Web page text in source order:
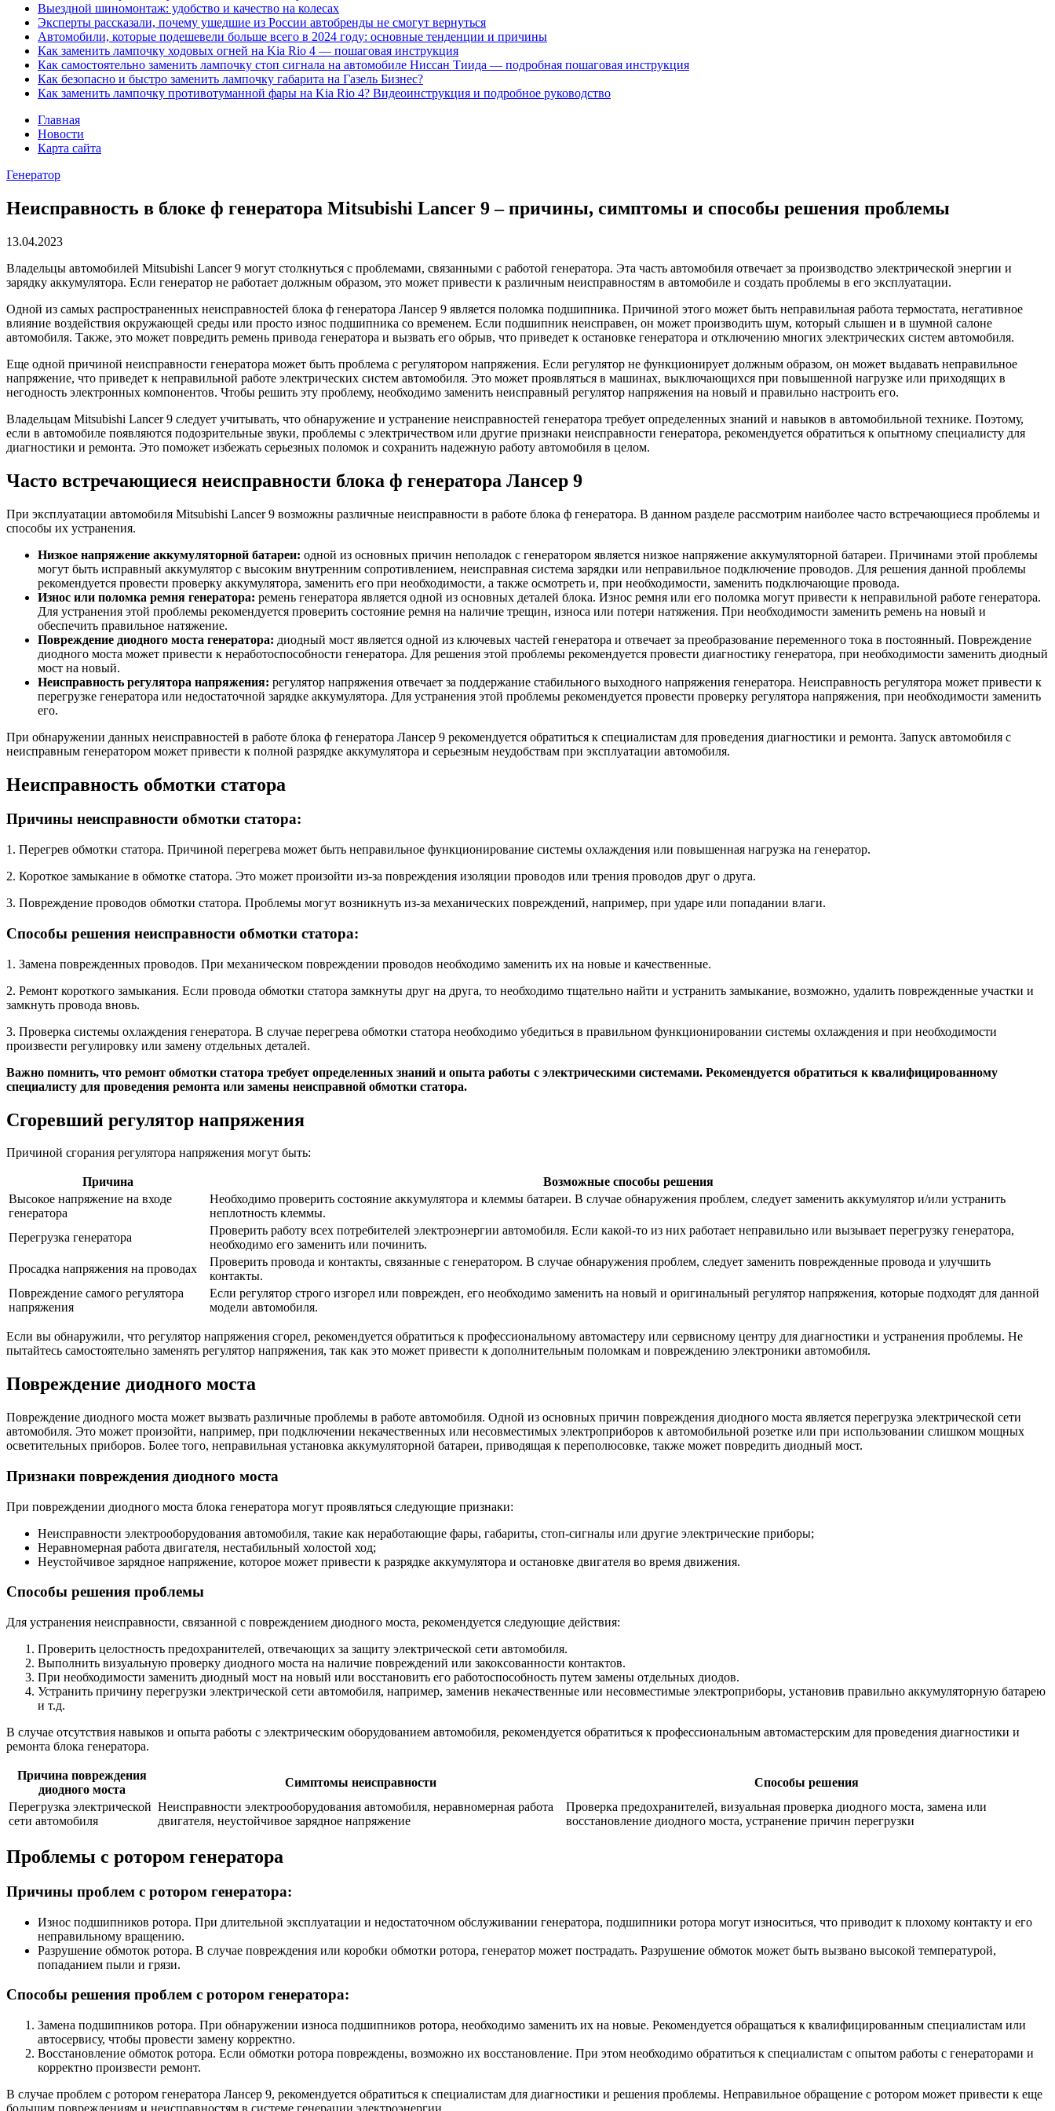
Выездной шиномонтаж: удобство и качество на колесах
Эксперты рассказали, почему ушедшие из России автобренды не смогут вернуться
Автомобили, которые подешевели больше всего в 2024 году: основные тенденции и причины
Как заменить лампочку ходовых огней на Kia Rio 4 — пошаговая инструкция
Как самостоятельно заменить лампочку стоп сигнала на автомобиле Ниссан Тиида — подробная пошаговая инструкция
Как безопасно и быстро заменить лампочку габарита на Газель Бизнес?
Как заменить лампочку противотуманной фары на Kia Rio 4? Видеоинструкция и подробное руководство
Главная
Новости
Карта сайта
Генератор
Неисправность в блоке ф генератора Mitsubishi Lancer 9 – причины, симптомы и способы решения проблемы
13.04.2023
Владельцы автомобилей Mitsubishi Lancer 9 могут столкнуться с проблемами, связанными с работой генератора. Эта часть автомобиля отвечает за производство электрической энергии и
зарядку аккумулятора. Если генератор не работает должным образом, это может привести к различным неисправностям в автомобиле и создать проблемы в его эксплуатации.
Одной из самых распространенных неисправностей блока ф генератора Лансер 9 является поломка подшипника. Причиной этого может быть неправильная работа термостата, негативное
влияние воздействия окружающей среды или просто износ подшипника со временем. Если подшипник неисправен, он может производить шум, который слышен и в шумной салоне
автомобиля. Также, это может повредить ремень привода генератора и вызвать его обрыв, что приведет к остановке генератора и отключению многих электрических систем автомобиля.
Еще одной причиной неисправности генератора может быть проблема с регулятором напряжения. Если регулятор не функционирует должным образом, он может выдавать неправильное
напряжение, что приведет к неправильной работе электрических систем автомобиля. Это может проявляться в машинах, выключающихся при повышенной нагрузке или приходящих в
негодность электронных компонентов. Чтобы решить эту проблему, необходимо заменить неисправный регулятор напряжения на новый и правильно настроить его.
Владельцам Mitsubishi Lancer 9 следует учитывать, что обнаружение и устранение неисправностей генератора требует определенных знаний и навыков в автомобильной технике. Поэтому,
если в автомобиле появляются подозрительные звуки, проблемы с электричеством или другие признаки неисправности генератора, рекомендуется обратиться к опытному специалисту для
диагностики и ремонта. Это поможет избежать серьезных поломок и сохранить надежную работу автомобиля в целом.
Часто встречающиеся неисправности блока ф генератора Лансер 9
При эксплуатации автомобиля Mitsubishi Lancer 9 возможны различные неисправности в работе блока ф генератора. В данном разделе рассмотрим наиболее часто встречающиеся проблемы и
способы их устранения.
Низкое напряжение аккумуляторной батареи: одной из основных причин неполадок с генератором является низкое напряжение аккумуляторной батареи. Причинами этой проблемы
могут быть исправный аккумулятор с высоким внутренним сопротивлением, неисправная система зарядки или неправильное подключение проводов. Для решения данной проблемы
рекомендуется провести проверку аккумулятора, заменить его при необходимости, а также осмотреть и, при необходимости, заменить подключающие провода.
Износ или поломка ремня генератора: ремень генератора является одной из основных деталей блока. Износ ремня или его поломка могут привести к неправильной работе генератора.
Для устранения этой проблемы рекомендуется проверить состояние ремня на наличие трещин, износа или потери натяжения. При необходимости заменить ремень на новый и
обеспечить правильное натяжение.
Повреждение диодного моста генератора: диодный мост является одной из ключевых частей генератора и отвечает за преобразование переменного тока в постоянный. Повреждение
диодного моста может привести к неработоспособности генератора. Для решения этой проблемы рекомендуется провести диагностику генератора, при необходимости заменить диодный
мост на новый.
Неисправность регулятора напряжения: регулятор напряжения отвечает за поддержание стабильного выходного напряжения генератора. Неисправность регулятора может привести к
перегрузке генератора или недостаточной зарядке аккумулятора. Для устранения этой проблемы рекомендуется провести проверку регулятора напряжения, при необходимости заменить
его.
При обнаружении данных неисправностей в работе блока ф генератора Лансер 9 рекомендуется обратиться к специалистам для проведения диагностики и ремонта. Запуск автомобиля с
неисправным генератором может привести к полной разрядке аккумулятора и серьезным неудобствам при эксплуатации автомобиля.
Неисправность обмотки статора
Причины неисправности обмотки статора:
1. Перегрев обмотки статора. Причиной перегрева может быть неправильное функционирование системы охлаждения или повышенная нагрузка на генератор.
2. Короткое замыкание в обмотке статора. Это может произойти из-за повреждения изоляции проводов или трения проводов друг о друга.
3. Повреждение проводов обмотки статора. Проблемы могут возникнуть из-за механических повреждений, например, при ударе или попадании влаги.
Способы решения неисправности обмотки статора:
1. Замена поврежденных проводов. При механическом повреждении проводов необходимо заменить их на новые и качественные.
2. Ремонт короткого замыкания. Если провода обмотки статора замкнуты друг на друга, то необходимо тщательно найти и устранить замыкание, возможно, удалить поврежденные участки и
замкнуть провода вновь.
3. Проверка системы охлаждения генератора. В случае перегрева обмотки статора необходимо убедиться в правильном функционировании системы охлаждения и при необходимости
произвести регулировку или замену отдельных деталей.
Важно помнить, что ремонт обмотки статора требует определенных знаний и опыта работы с электрическими системами. Рекомендуется обратиться к квалифицированному
специалисту для проведения ремонта или замены неисправной обмотки статора.
Сгоревший регулятор напряжения
Причиной сгорания регулятора напряжения могут быть:
Причина
Возможные способы решения
Высокое напряжение на входе
генератора
Необходимо проверить состояние аккумулятора и клеммы батареи. В случае обнаружения проблем, следует заменить аккумулятор и/или устранить
неплотность клеммы.
Перегрузка генератора
Проверить работу всех потребителей электроэнергии автомобиля. Если какой-то из них работает неправильно или вызывает перегрузку генератора,
необходимо его заменить или починить.
Просадка напряжения на проводах
Проверить провода и контакты, связанные с генератором. В случае обнаружения проблем, следует заменить поврежденные провода и улучшить
контакты.
Повреждение самого регулятора
напряжения
Если регулятор строго изгорел или поврежден, его необходимо заменить на новый и оригинальный регулятор напряжения, которые подходят для данной
модели автомобиля.
Если вы обнаружили, что регулятор напряжения сгорел, рекомендуется обратиться к профессиональному автомастеру или сервисному центру для диагностики и устранения проблемы. Не
пытайтесь самостоятельно заменять регулятор напряжения, так как это может привести к дополнительным поломкам и повреждению электроники автомобиля.
Повреждение диодного моста
Повреждение диодного моста может вызвать различные проблемы в работе автомобиля. Одной из основных причин повреждения диодного моста является перегрузка электрической сети
автомобиля. Это может произойти, например, при подключении некачественных или несовместимых электроприборов к автомобильной розетке или при использовании слишком мощных
осветительных приборов. Более того, неправильная установка аккумуляторной батареи, приводящая к переполюсовке, также может повредить диодный мост.
Признаки повреждения диодного моста
При повреждении диодного моста блока генератора могут проявляться следующие признаки:
Неисправности электрооборудования автомобиля, такие как неработающие фары, габариты, стоп-сигналы или другие электрические приборы;
Неравномерная работа двигателя, нестабильный холостой ход;
Неустойчивое зарядное напряжение, которое может привести к разрядке аккумулятора и остановке двигателя во время движения.
Способы решения проблемы
Для устранения неисправности, связанной с повреждением диодного моста, рекомендуется следующие действия:
Проверить целостность предохранителей, отвечающих за защиту электрической сети автомобиля.
Выполнить визуальную проверку диодного моста на наличие повреждений или закоксованности контактов.
При необходимости заменить диодный мост на новый или восстановить его работоспособность путем замены отдельных диодов.
Устранить причину перегрузки электрической сети автомобиля, например, заменив некачественные или несовместимые электроприборы, установив правильно аккумуляторную батарею
и т.д.
В случае отсутствия навыков и опыта работы с электрическим оборудованием автомобиля, рекомендуется обратиться к профессиональным автомастерским для проведения диагностики и
ремонта блока генератора.
Причина повреждения
диодного моста
Симптомы неисправности
Способы решения
Перегрузка электрической
сети автомобиля
Неисправности электрооборудования автомобиля, неравномерная работа
двигателя, неустойчивое зарядное напряжение
Проверка предохранителей, визуальная проверка диодного моста, замена или
восстановление диодного моста, устранение причин перегрузки
Проблемы с ротором генератора
Причины проблем с ротором генератора:
Износ подшипников ротора. При длительной эксплуатации и недостаточном обслуживании генератора, подшипники ротора могут износиться, что приводит к плохому контакту и его
неправильному вращению.
Разрушение обмоток ротора. В случае повреждения или коробки обмотки ротора, генератор может пострадать. Разрушение обмоток может быть вызвано высокой температурой,
попаданием пыли и грязи.
Способы решения проблем с ротором генератора:
Замена подшипников ротора. При обнаружении износа подшипников ротора, необходимо заменить их на новые. Рекомендуется обращаться к квалифицированным специалистам или
автосервису, чтобы провести замену корректно.
Восстановление обмоток ротора. Если обмотки ротора повреждены, возможно их восстановление. При этом необходимо обратиться к специалистам с опытом работы с генераторами и
корректно произвести ремонт.
В случае проблем с ротором генератора Лансер 9, рекомендуется обратиться к специалистам для диагностики и решения проблемы. Неправильное обращение с ротором может привести к еще
большим повреждениям и неисправностям в системе генерации электроэнергии.